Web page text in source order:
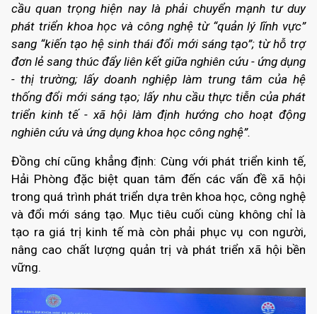
cầu quan trọng hiện nay là phải chuyển mạnh tư duy
phát triển khoa học và công nghệ từ “quản lý lĩnh vực”
sang “kiến tạo hệ sinh thái đổi mới sáng tạo”; từ hỗ trợ
đơn lẻ sang thúc đẩy liên kết giữa nghiên cứu - ứng dụng
- thị trường; lấy doanh nghiệp làm trung tâm của hệ
thống đổi mới sáng tạo; lấy nhu cầu thực tiễn của phát
triển kinh tế - xã hội làm định hướng cho hoạt động
nghiên cứu và ứng dụng khoa học công nghệ”.
Đồng chí cũng khẳng định: Cùng với phát triển kinh tế,
Hải Phòng đặc biệt quan tâm đến các vấn đề xã hội
trong quá trình phát triển dựa trên khoa học, công nghệ
và đổi mới sáng tạo. Mục tiêu cuối cùng không chỉ là
tạo ra giá trị kinh tế mà còn phải phục vụ con người,
nâng cao chất lượng quản trị và phát triển xã hội bền
vững.